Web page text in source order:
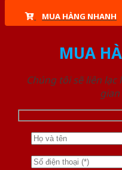
MUA HÀNG NHANH
MUA
Chúng tôi sẽ liên